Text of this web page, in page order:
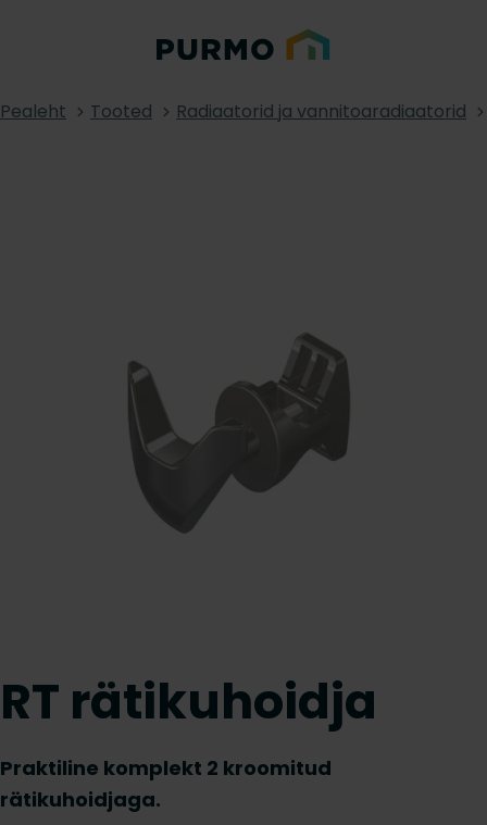
Pealeht Tooted Radiaatorid ja vannitoaradiaatorid
RT rätikuhoidja
Praktiline komplekt 2 kroomitud
rätikuhoidjaga.